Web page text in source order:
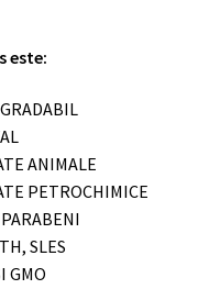
este:
ANIMALE
PETROCHIMICE
SLES
GMO